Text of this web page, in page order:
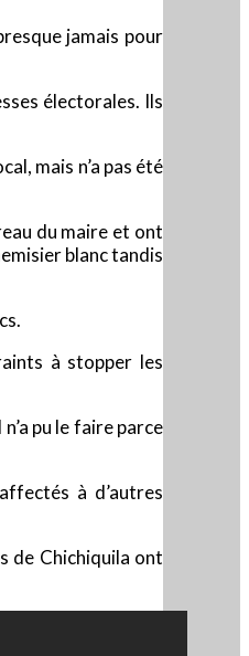
jamais pour
électorales. Ils
mais n’a pas été
du maire et ont
blanc tandis
à stopper les
pu le faire parce
à d’autres
de Chichiquila ont